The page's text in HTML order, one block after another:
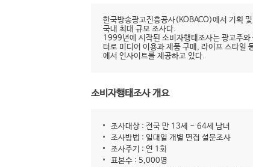
한국방송광고진흥공사(KOBACO)에서 기획
국내 최대 규모 조사다.
1999년에 시작된 소비자행태조사는 광고주와
터로 미디어 이용과 제품 구매, 라이프 스타일
에서 인사이트를 제공하고 있다.
소비자행태조사 개요
조사대상 : 전국 만 13세 ~ 64세 남녀
조사방법 : 일대일 개별 면접 설문조사
조사주기 : 연 1회
표본수 : 5,000명